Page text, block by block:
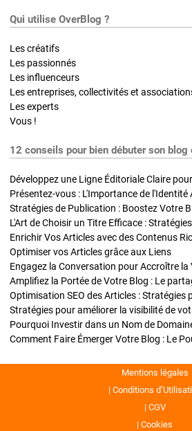
Qui utilise OverBlog ?
Les créatifs
Les passionnés
Les influenceurs
Les entreprises, collectivités et
Les experts
Vous !
12 conseils pour bien débuter son
Développez une Ligne Éditoriale Claire
Présentez-vous : L'Importance de
L'Art de Choisir un Titre Efficace :
Optimiser vos Articles grâce aux Liens
Engagez la Conversation pour Accroître la
Amplifiez la Portée de Votre Blog : Le
Mentions légales
Conditions
CGV
Cookies